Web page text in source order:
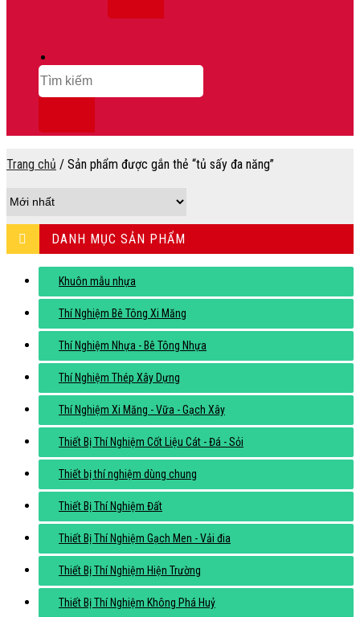
Tìm
kiếm:
Trang chủ / Sản phẩm được gắn thẻ “tủ sấy đa năng”
DANH MỤC SẢN PHẨM
Khuôn mẫu nhựa
Thí Nghiệm Bê Tông Xi Măng
Thí Nghiệm Nhựa - Bê Tông Nhựa
Thí Nghiệm Thép Xây Dựng
Thí Nghiệm Xi Măng - Vữa - Gạch Xây
Thiết Bị Thí Nghiệm Cốt Liệu Cát - Đá - Sỏi
Thiết bị thí nghiệm dùng chung
Thiết Bị Thí Nghiệm Đất
Thiết Bị Thí Nghiệm Gạch Men - Vải đia
Thiết Bị Thí Nghiệm Hiện Trường
Thiết Bị Thí Nghiệm Không Phá Huỷ